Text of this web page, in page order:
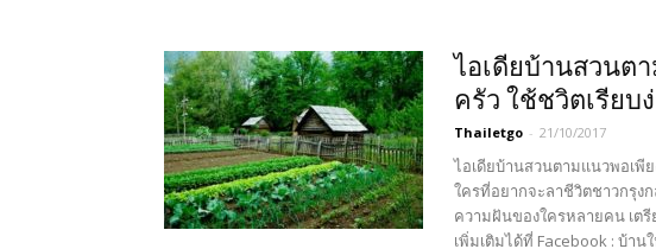
ไอเดียบ้านสวนต
ครัว ใช้ชวิตเรียบ
Thailetgo - 21/10/2017
ไอเดียบ้านสวนตามแนวพอเพี
ใครที่อยากจะลาชีวิตชาวกรุงก
ความฝันของใครหลายคน เต
เพิ่มเติมได้ที่ Facebook : บ้าน